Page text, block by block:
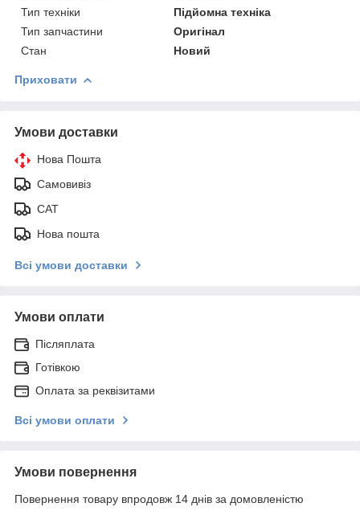
Тип техніки
Підйомна техніка
Тип запчастини
Оригінал
Стан
Новий
Приховати
Умови доставки
Нова Пошта
Самовивіз
САТ
Нова пошта
Всі умови доставки
Умови оплати
Післяплата
Готівкою
Оплата за реквізитами
Всі умови оплати
Умови повернення
Повернення товару впродовж 14 днів за домовленістю